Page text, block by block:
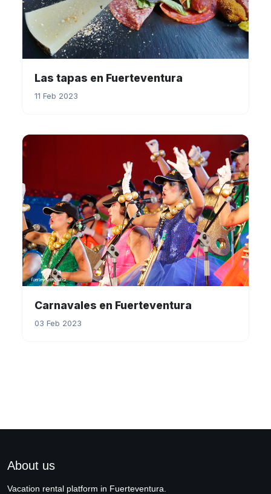
Las tapas en Fuerteventura
11 Feb 2023
Carnavales en Fuerteventura
03 Feb 2023
About us
Vacation rental platform in Fuerteventura.